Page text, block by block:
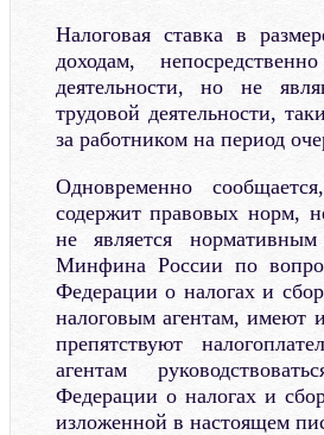
Налоговая ставка в
доходам,
деятельности, но не
трудовой деятельности,
за работником на период
Одновременно
содержит правовых норм,
не является
Минфина России по
Федерации о налогах и
налоговым агентам, имеют
препятствуют
агентам
Федерации о налогах и
изложенной в настоящем